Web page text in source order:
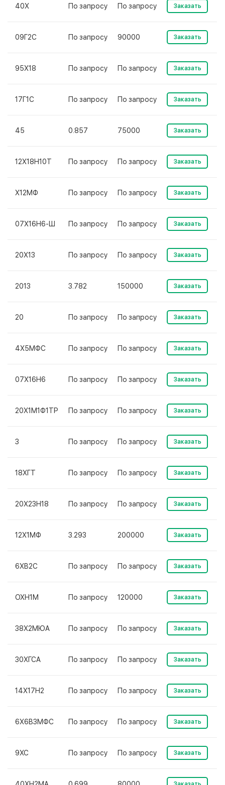
40Х По запросу По запросу Заказать
09Г2С По запросу 90000 Заказать
95Х18 По запросу По запросу Заказать
17Г1С По запросу По запросу Заказать
45 0.857 75000 Заказать
12Х18Н10Т По запросу По запросу Заказать
Х12МФ По запросу По запросу Заказать
07Х16Н6-Ш По запросу По запросу Заказать
20Х13 По запросу По запросу Заказать
2013 3.782 150000 Заказать
20 По запросу По запросу Заказать
4Х5МФС По запросу По запросу Заказать
07Х16Н6 По запросу По запросу Заказать
20Х1М1Ф1ТР По запросу По запросу Заказать
3 По запросу По запросу Заказать
18ХГТ По запросу По запросу Заказать
20Х23Н18 По запросу По запросу Заказать
12Х1МФ 3.293 200000 Заказать
6ХВ2С По запросу По запросу Заказать
ОХН1М По запросу 120000 Заказать
38Х2МЮА По запросу По запросу Заказать
30ХГСА По запросу По запросу Заказать
14Х17Н2 По запросу По запросу Заказать
6Х6В3МФС По запросу По запросу Заказать
9ХС По запросу По запросу Заказать